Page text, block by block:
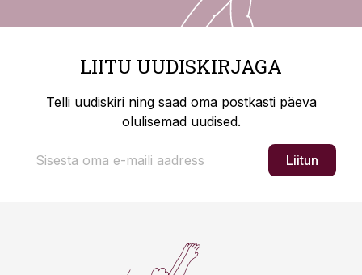
LIITU UUDISKIRJAGA
Telli uudiskiri ning saad oma postkasti päeva
olulisemad uudised.
Liitun